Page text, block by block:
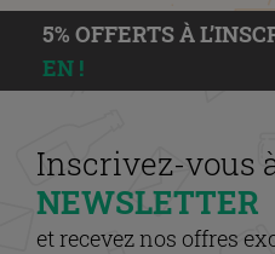
5% OFFERTS À
EN !
Inscrivez-vous
NEWSLETTER
et recevez nos offres